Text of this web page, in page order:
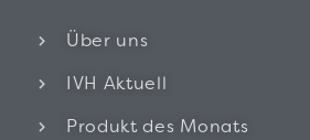
Über uns
IVH Aktuell
Produkt des Monats